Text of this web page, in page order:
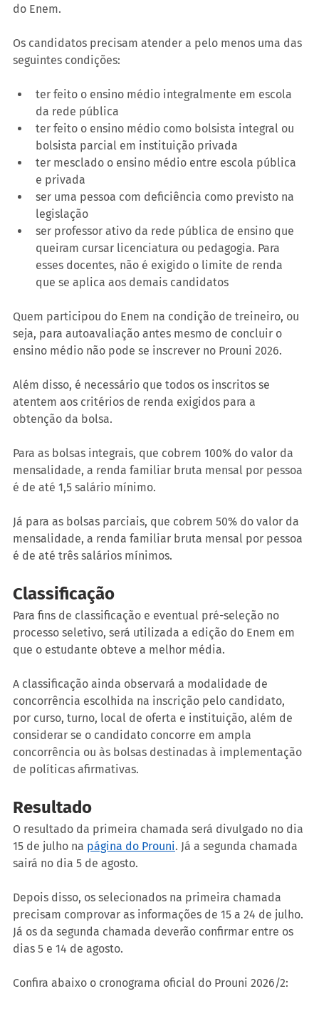
do Enem.
Os candidatos precisam atender a pelo menos uma das
seguintes condições:
ter feito o ensino médio integralmente em escola
da rede pública
ter feito o ensino médio como bolsista integral ou
bolsista parcial em instituição privada
ter mesclado o ensino médio entre escola pública
e privada
ser uma pessoa com deficiência como previsto na
legislação
ser professor ativo da rede pública de ensino que
queiram cursar licenciatura ou pedagogia. Para
esses docentes, não é exigido o limite de renda
que se aplica aos demais candidatos
Quem participou do Enem na condição de treineiro, ou
seja, para autoavaliação antes mesmo de concluir o
ensino médio não pode se inscrever no Prouni 2026.
Além disso, é necessário que todos os inscritos se
atentem aos critérios de renda exigidos para a
obtenção da bolsa.
Para as bolsas integrais, que cobrem 100% do valor da
mensalidade, a renda familiar bruta mensal por pessoa
é de até 1,5 salário mínimo.
Já para as bolsas parciais, que cobrem 50% do valor da
mensalidade, a renda familiar bruta mensal por pessoa
é de até três salários mínimos.
Classificação
Para fins de classificação e eventual pré-seleção no
processo seletivo, será utilizada a edição do Enem em
que o estudante obteve a melhor média.
A classificação ainda observará a modalidade de
concorrência escolhida na inscrição pelo candidato,
por curso, turno, local de oferta e instituição, além de
considerar se o candidato concorre em ampla
concorrência ou às bolsas destinadas à implementação
de políticas afirmativas.
Resultado
O resultado da primeira chamada será divulgado no dia
15 de julho na página do Prouni. Já a segunda chamada
sairá no dia 5 de agosto.
Depois disso, os selecionados na primeira chamada
precisam comprovar as informações de 15 a 24 de julho.
Já os da segunda chamada deverão confirmar entre os
dias 5 e 14 de agosto.
Confira abaixo o cronograma oficial do Prouni 2026/2: